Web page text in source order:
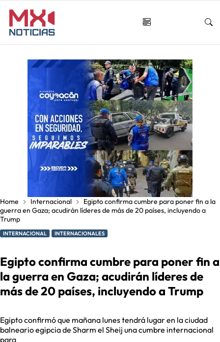
Home Internacional
Egipto confirma cumbre para poner fin a la
guerra en Gaza; acudirán líderes de más de 20 países, incluyendo a
Trump
INTERNACIONAL INTERNACIONALES
Egipto confirma cumbre para poner fin a
la guerra en Gaza; acudirán líderes de
más de 20 países, incluyendo a Trump
Egipto confirmó que mañana lunes tendrá lugar en la ciudad
balneario egipcia de Sharm el Sheij una cumbre internacional
para